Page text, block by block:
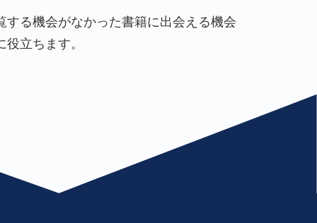
する機会がなかった書籍に出会える機会
立ちます。